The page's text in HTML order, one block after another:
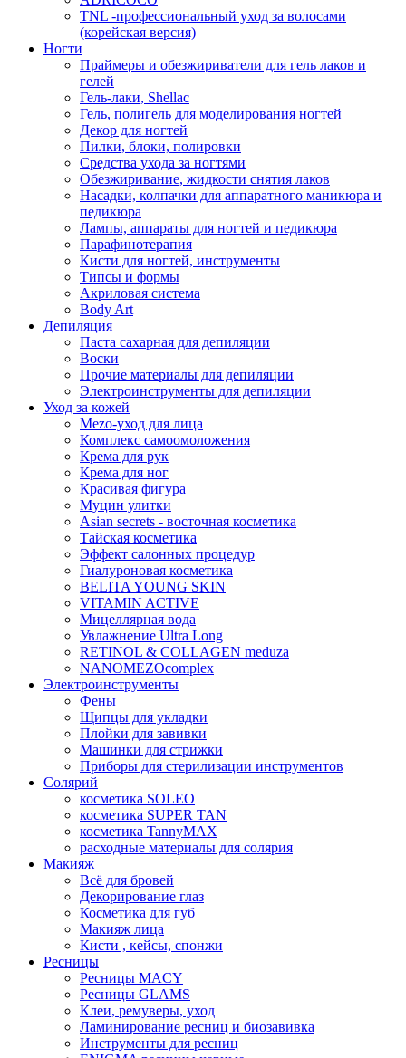
TNL -профессиональный уход за волосами
(корейская версия)
Ногти
Праймеры и обезжириватели для гель лаков и
гелей
Гель-лаки, Shellac
Гель, полигель для моделирования ногтей
Декор для ногтей
Пилки, блоки, полировки
Средства ухода за ногтями
Обезжиривание, жидкости снятия лаков
Насадки, колпачки для аппаратного маникюра и
педикюра
Лампы, аппараты для ногтей и педикюра
Парафинотерапия
Кисти для ногтей, инструменты
Типсы и формы
Акриловая система
Body Art
Депиляция
Паста сахарная для депиляции
Воски
Прочие материалы для депиляции
Электроинструменты для депиляции
Уход за кожей
Mezo-уход для лица
Комплекс самоомоложения
Крема для рук
Крема для ног
Красивая фигура
Муцин улитки
Asian seсrets - восточная косметика
Тайская косметика
Эффект салонных процедур
Гиалуроновая косметика
BELITA YOUNG SKIN
VITAMIN ACTIVE
Мицеллярная вода
Увлажнение Ultra Long
RETINOL & COLLAGEN meduza
NANOMEZOcomplex
Электроинструменты
Фены
Щипцы для укладки
Плойки для завивки
Машинки для стрижки
Приборы для стерилизации инструментов
Солярий
косметика SOLEO
косметика SUPER TAN
косметика TannyMAX
расходные материалы для солярия
Макияж
Всё для бровей
Декорирование глаз
Косметика для губ
Макияж лица
Кисти , кейсы, спонжи
Ресницы
Ресницы MACY
Ресницы GLAMS
Клеи, ремуверы, уход
Ламинирование ресниц и биозавивка
Инструменты для ресниц